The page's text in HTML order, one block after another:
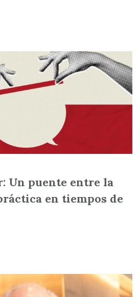
Un puente entre la
en tiempos de